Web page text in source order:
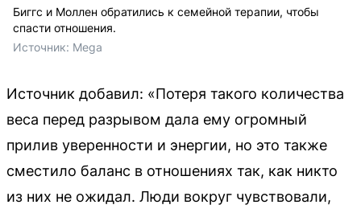
Биггс и Моллен обратились к семейной терапии, чтобы
спасти отношения.
Источник: Mega
Источник добавил: «Потеря такого количества
веса перед разрывом дала ему огромный
прилив уверенности и энергии, но это также
сместило баланс в отношениях так, как никто
из них не ожидал. Люди вокруг чувствовали,